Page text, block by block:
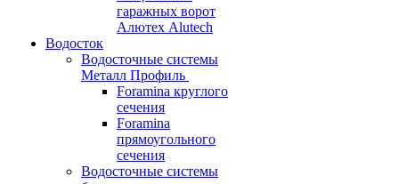
гаражных ворот
Алютех Alutech
Водосток
Водосточные системы
Металл Профиль
Foramina круглого
сечения
Foramina
прямоугольного
сечения
Водосточные системы